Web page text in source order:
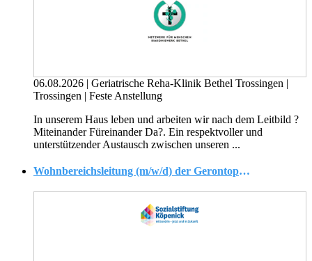
06.08.2026 | Geriatrische Reha-Klinik Bethel Trossingen |
Trossingen | Feste Anstellung
In unserem Haus leben und arbeiten wir nach dem Leitbild ?
Miteinander Füreinander Da?. Ein respektvoller und
unterstützender Austausch zwischen unseren ...
Wohnbereichsleitung (m/w/d) der Gerontopsychiatrie (vollstationäre Langzeitpflege)